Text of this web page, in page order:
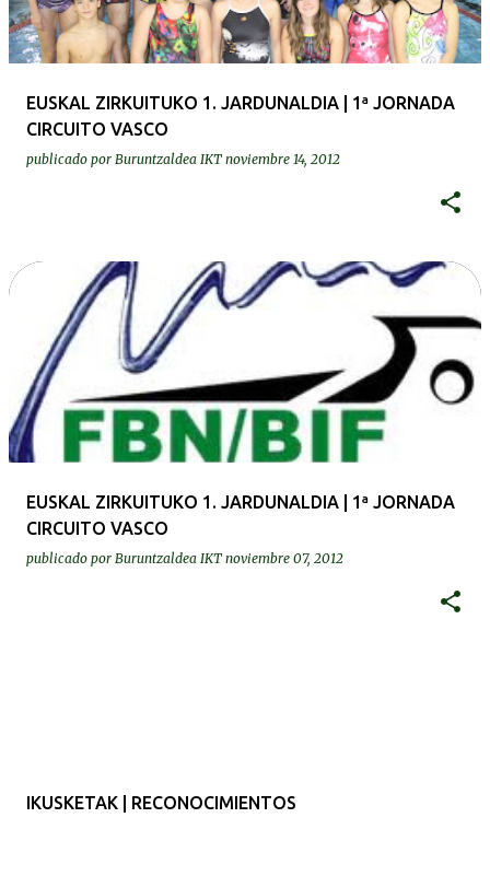
EUSKAL ZIRKUITUKO 1. JARDUNALDIA | 1ª JORNADA
CIRCUITO VASCO
publicado por Buruntzaldea IKT noviembre 14, 2012
EUSKAL ZIRKUITUKO 1. JARDUNALDIA | 1ª JORNADA
CIRCUITO VASCO
publicado por Buruntzaldea IKT noviembre 07, 2012
IKUSKETAK | RECONOCIMIENTOS